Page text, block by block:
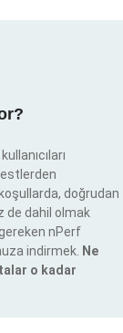
doğrudan
de dahil olmak
nPerf
indirmek. Ne
o kadar